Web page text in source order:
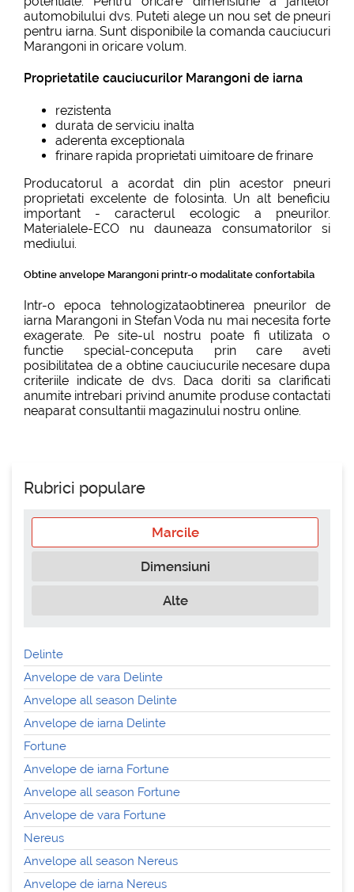
automobilului dvs. Puteti alege un nou set de pneuri
pentru iarna. Sunt disponibile la comanda cauciucuri
Marangoni in oricare volum.
Proprietatile cauciucurilor Marangoni de iarna
rezistenta
durata de serviciu inalta
aderenta exceptionala
frinare rapida proprietati uimitoare de frinare
Producatorul a acordat din plin acestor pneuri
proprietati excelente de folosinta. Un alt beneficiu
important - caracterul ecologic a pneurilor.
Materialele-ECO nu dauneaza consumatorilor si
mediului.
Obtine anvelope Marangoni printr-o modalitate confortabila
Intr-o epoca tehnologizataobtinerea pneurilor de
iarna Marangoni in Stefan Voda nu mai necesita forte
exagerate. Pe site-ul nostru poate fi utilizata o
functie special-conceputa prin care aveti
posibilitatea de a obtine cauciucurile necesare dupa
criteriile indicate de dvs. Daca doriti sa clarificati
anumite intrebari privind anumite produse contactati
neaparat consultantii magazinului nostru online.
Rubrici populare
Marcile
Dimensiuni
Alte
Delinte
Anvelope de vara Delinte
Anvelope all season Delinte
Anvelope de iarna Delinte
Fortune
Anvelope de iarna Fortune
Anvelope all season Fortune
Anvelope de vara Fortune
Nereus
Anvelope all season Nereus
Anvelope de iarna Nereus